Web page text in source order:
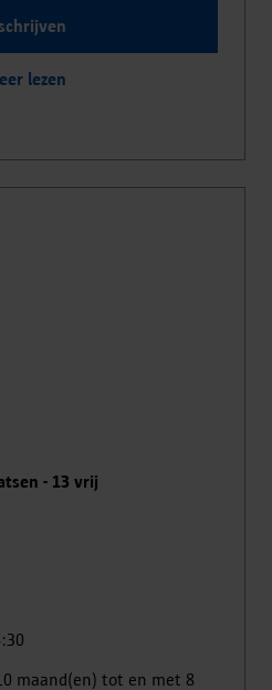
lezen
- 13 vrij
maand(en) tot en met 8